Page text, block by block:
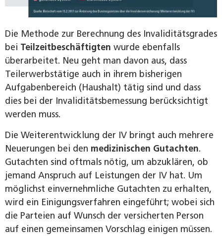
Die Methode zur Berechnung des Invaliditätsgrades
bei Teilzeitbeschäftigten wurde ebenfalls
überarbeitet. Neu geht man davon aus, dass
Teilerwerbstätige auch in ihrem bisherigen
Aufgabenbereich (Haushalt) tätig sind und dass
dies bei der Invaliditätsbemessung berücksichtigt
werden muss.
Die Weiterentwicklung der IV bringt auch mehrere
Neuerungen bei den medizinischen Gutachten.
Gutachten sind oftmals nötig, um abzuklären, ob
jemand Anspruch auf Leistungen der IV hat. Um
möglichst einvernehmliche Gutachten zu erhalten,
wird ein Einigungsverfahren eingeführt; wobei sich
die Parteien auf Wunsch der versicherten Person
auf einen gemeinsamen Vorschlag einigen müssen.